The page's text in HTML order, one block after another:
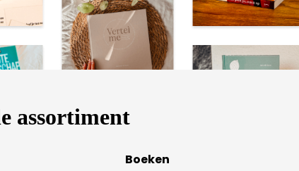
assortiment
Boeken